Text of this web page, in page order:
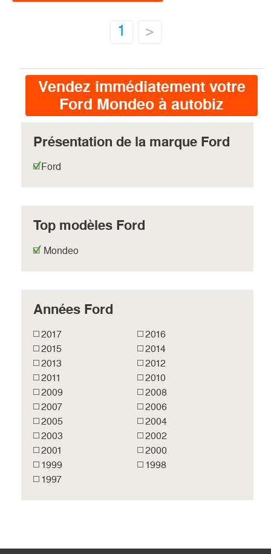
1 >
Vendez immédiatement votre
Ford Mondeo à autobiz
Présentation de la marque Ford
Ford
Top modèles Ford
Mondeo
Années Ford
2017
2016
2015
2014
2013
2012
2011
2010
2009
2008
2007
2006
2005
2004
2003
2002
2001
2000
1999
1998
1997